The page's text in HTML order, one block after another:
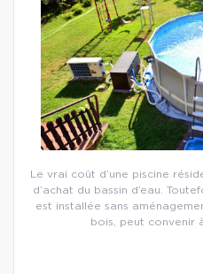
Le vrai coût d’une piscine
d’achat du bassin d’eau.
est installée sans
bois, peut convenir